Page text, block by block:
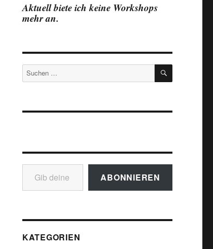
Aktuell biete ich keine Workshops
mehr an.
Suchen
nach:
SUCHEN
Gib deine E-Mail-Adresse ein ...
ABONNIEREN
KATEGORIEN